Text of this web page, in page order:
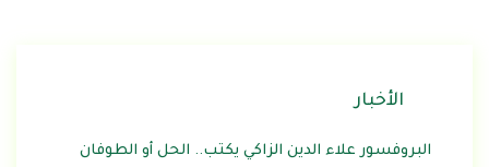
الأخبار
البروفسور علاء الدين الزاكي يكتب.. الحل أو الطوفان